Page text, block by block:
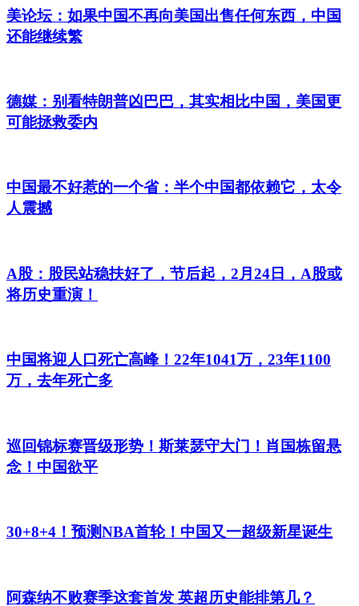
美论坛：如果中国不再向美国出售任何东西，中国
还能继续繁
德媒：别看特朗普凶巴巴，其实相比中国，美国更
可能拯救委内
中国最不好惹的一个省：半个中国都依赖它，太令
人震撼
A股：股民站稳扶好了，节后起，2月24日，A股或
将历史重演！
中国将迎人口死亡高峰！22年1041万，23年1100
万，去年死亡多
巡回锦标赛晋级形势！斯莱瑟守大门！肖国栋留悬
念！中国欲平
30+8+4！预测NBA首轮！中国又一超级新星诞生
阿森纳不败赛季这套首发 英超历史能排第几？